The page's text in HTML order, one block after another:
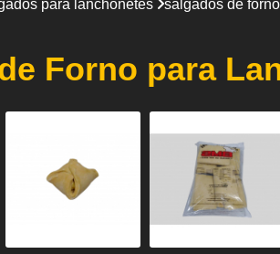
para lanchonetes salgados de
Forno para